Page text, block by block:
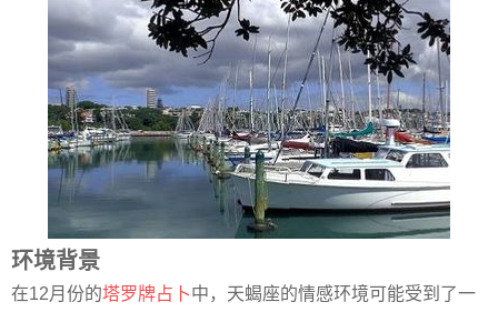
环境背景
在12月份的塔罗牌占卜中，天蝎座的情感环境可能受到了一